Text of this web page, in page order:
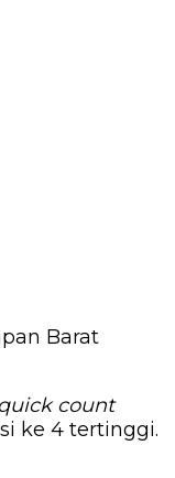
Barat
count
ke 4 tertinggi.